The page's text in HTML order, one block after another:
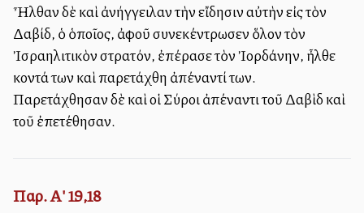
Ἦλθαν δὲ καὶ ἀνήγγειλαν τὴν εἴδησιν αὐτὴν εἰς τὸν
Δαβίδ, ὁ ὁποῖος, ἀφοῦ συνεκέντρωσεν ὅλον τὸν
Ἰσραηλιτικὸν στρατόν, ἐπέρασε τὸν Ἰορδάνην, ἦλθε
κοντά των καὶ παρετάχθη ἀπέναντί των.
Παρετάχθησαν δὲ καὶ οἱ Σύροι ἀπέναντι τοῦ Δαβὶδ καὶ
τοῦ ἐπετέθησαν.
Παρ. Α' 19,18